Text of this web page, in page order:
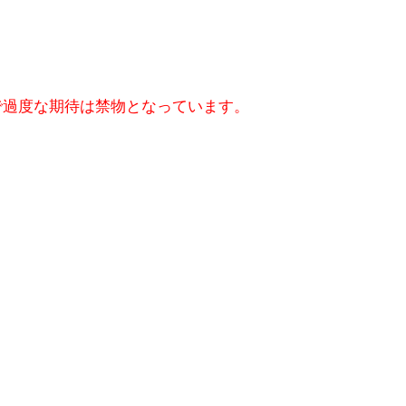
度な期待は禁物となっています。